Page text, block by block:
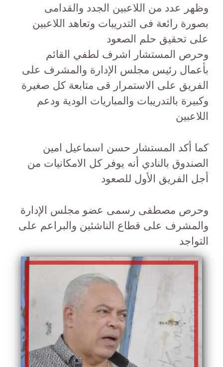
وظهر عدد من اللاعبين الجدد والقدامى
بصورة رائعة فى التدريبات وتعاهد اللاعبين
على تحقيق حلم الصعود
وحرص المستشار اشرف لطفي القائم
بأعمال رئيس مجلس الإدارة والمشرف على
الفريق على الاستمرار قى متابعة كل صغيرة
وكبيرة بالتدريبات والمباريات الودية ودعم
اللاعبين
كما أكد المستشار حسن اسماعيل امين
الصندوق بالنادي أنه يوفر كل الامكانيات من
أجل الفريق الأول للصعود
وحرص مصطفى رسمى عضو مجلس الإدارة
والمشرف على قطاع الناشئين والبراعم على
التواجد